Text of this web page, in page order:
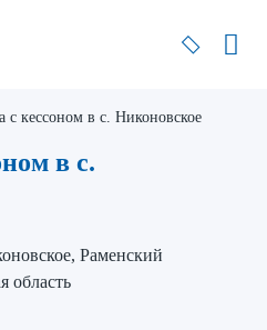
с кессоном в с. Никоновское
в с.
Раменский
область